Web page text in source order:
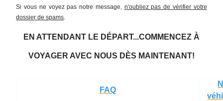
Si vous ne voyez pas notre message, n'oubliez pas de vérifier votre
dossier de spams
EN ATTENDANT LE DÉPART...COMMENCEZ À
VOYAGER AVEC NOUS DÈS MAINTENANT!
FAQ